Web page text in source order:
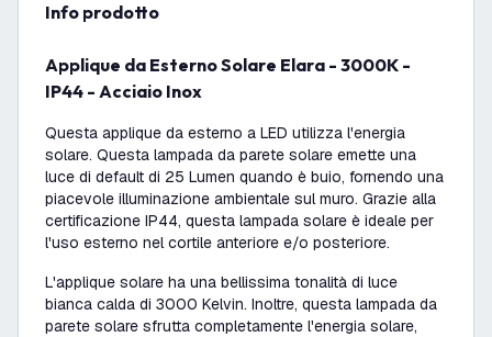
info prodotto
Applique da Esterno Solare Elara - 3000K -
IP44 - Acciaio Inox
Questa applique da esterno a LED utilizza l'energia
solare. Questa lampada da parete solare emette una
luce di default di 25 Lumen quando è buio, fornendo una
piacevole illuminazione ambientale sul muro. Grazie alla
certificazione IP44, questa lampada solare è ideale per
l'uso esterno nel cortile anteriore e/o posteriore.
L'applique solare ha una bellissima tonalità di luce
bianca calda di 3000 Kelvin. Inoltre, questa lampada da
parete solare sfrutta completamente l'energia solare,